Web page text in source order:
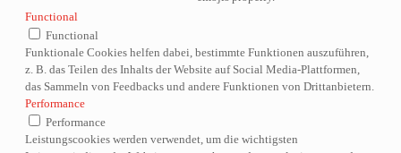
Functional
Functional
Funktionale Cookies helfen dabei, bestimmte Funktionen auszuführen,
z. B. das Teilen des Inhalts der Website auf Social Media-Plattformen,
das Sammeln von Feedbacks und andere Funktionen von Drittanbietern.
Performance
Performance
Leistungscookies werden verwendet, um die wichtigsten